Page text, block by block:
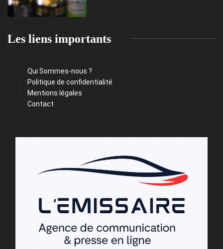
Les liens importants
Qui Sommes-nous ?
Politique de confidentialité
Mentions légales
Contact